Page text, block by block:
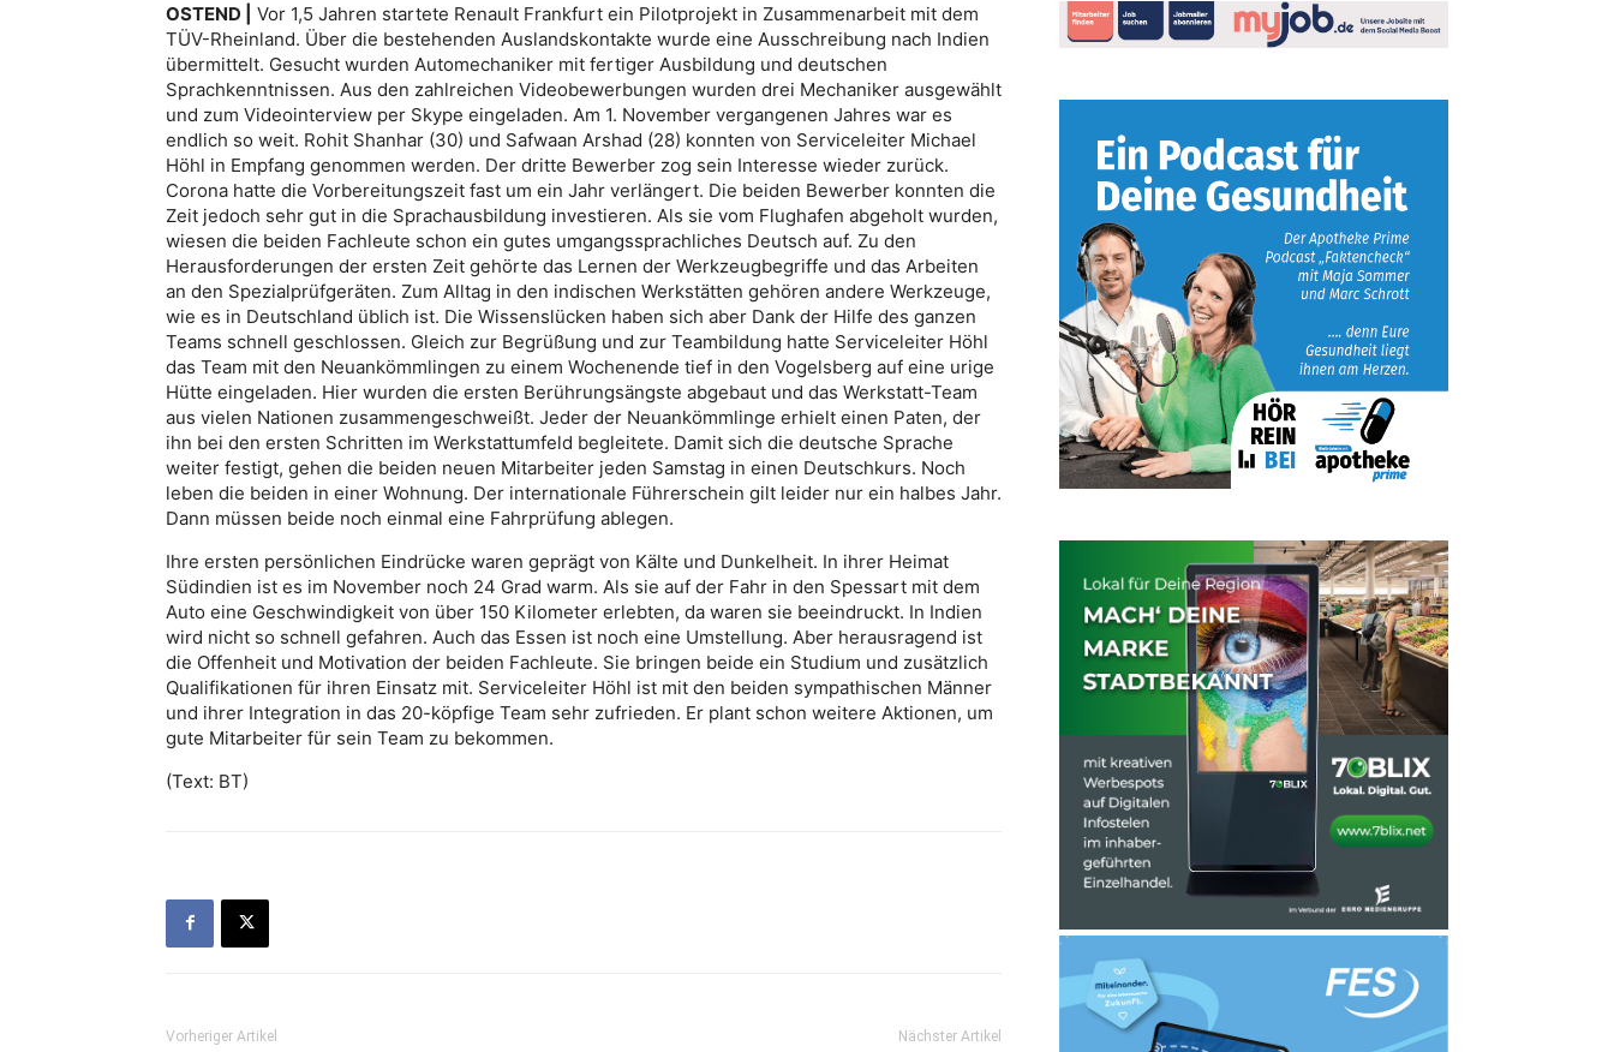
OSTEND |
Vor 1,5 Jahren startete Renault Frankfurt ein Pilotprojekt in Zusammenarbeit mit dem
TÜV-Rheinland. Über die bestehenden Auslandskontakte wurde eine Ausschreibung nach Indien
übermittelt. Gesucht wurden Automechaniker mit fertiger Ausbildung und deutschen
Sprachkenntnissen. Aus den zahlreichen Videobewerbungen wurden drei Mechaniker ausgewählt
und zum Videointerview per Skype eingeladen. Am 1. November vergangenen Jahres war es
endlich so weit. Rohit Shanhar (30) und Safwaan Arshad (28) konnten von Serviceleiter Michael
Höhl in Empfang genommen werden. Der dritte Bewerber zog sein Interesse wieder zurück.
Corona hatte die Vorbereitungszeit fast um ein Jahr verlängert. Die beiden Bewerber konnten die
Zeit jedoch sehr gut in die Sprachausbildung investieren. Als sie vom Flughafen abgeholt wurden,
wiesen die beiden Fachleute schon ein gutes umgangssprachliches Deutsch auf. Zu den
Herausforderungen der ersten Zeit gehörte das Lernen der Werkzeugbegriffe und das Arbeiten
an den Spezialprüfgeräten. Zum Alltag in den indischen Werkstätten gehören andere Werkzeuge,
wie es in Deutschland üblich ist. Die Wissenslücken haben sich aber Dank der Hilfe des ganzen
Teams schnell geschlossen. Gleich zur Begrüßung und zur Teambildung hatte Serviceleiter Höhl
das Team mit den Neuankömmlingen zu einem Wochenende tief in den Vogelsberg auf eine urige
Hütte eingeladen. Hier wurden die ersten Berührungsängste abgebaut und das Werkstatt-Team
aus vielen Nationen zusammengeschweißt. Jeder der Neuankömmlinge erhielt einen Paten, der
ihn bei den ersten Schritten im Werkstattumfeld begleitete. Damit sich die deutsche Sprache
weiter festigt, gehen die beiden neuen Mitarbeiter jeden Samstag in einen Deutschkurs. Noch
leben die beiden in einer Wohnung. Der internationale Führerschein gilt leider nur ein halbes Jahr.
Dann müssen beide noch einmal eine Fahrprüfung ablegen.
Ihre ersten persönlichen Eindrücke waren geprägt von Kälte und Dunkelheit. In ihrer Heimat
Südindien ist es im November noch 24 Grad warm. Als sie auf der Fahr in den Spessart mit dem
Auto eine Geschwindigkeit von über 150 Kilometer erlebten, da waren sie beeindruckt. In Indien
wird nicht so schnell gefahren. Auch das Essen ist noch eine Umstellung. Aber herausragend ist
die Offenheit und Motivation der beiden Fachleute. Sie bringen beide ein Studium und zusätzlich
Qualifikationen für ihren Einsatz mit. Serviceleiter Höhl ist mit den beiden sympathischen Männer
und ihrer Integration in das 20-köpfige Team sehr zufrieden. Er plant schon weitere Aktionen, um
gute Mitarbeiter für sein Team zu bekommen.
(Text: BT)
Vorheriger Artikel Nächster Artikel